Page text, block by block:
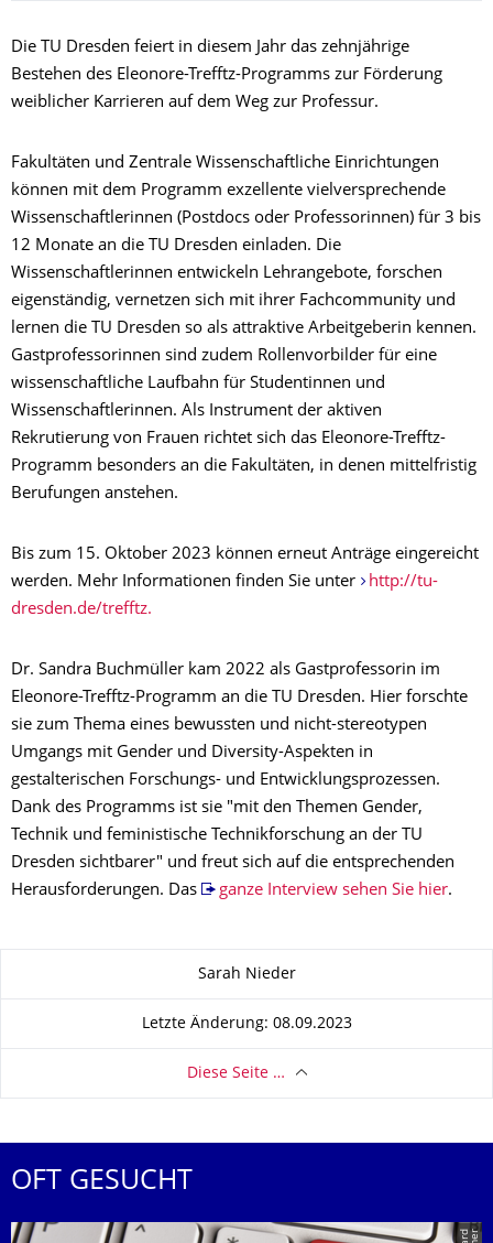
Die TU Dresden feiert in diesem Jahr das zehnjährige
Bestehen des Eleonore-Trefftz-Programms zur Förderung
weiblicher Karrieren auf dem Weg zur Professur.
Fakultäten und Zentrale Wissenschaftliche Einrichtungen
können mit dem Programm exzellente vielversprechende
Wissenschaftlerinnen (Postdocs oder Professorinnen) für 3 bis
12 Monate an die TU Dresden einladen. Die
Wissenschaftlerinnen entwickeln Lehrangebote, forschen
eigenständig, vernetzen sich mit ihrer Fachcommunity und
lernen die TU Dresden so als attraktive Arbeitgeberin kennen.
Gastprofessorinnen sind zudem Rollenvorbilder für eine
wissenschaftliche Laufbahn für Studentinnen und
Wissenschaftlerinnen. Als Instrument der aktiven
Rekrutierung von Frauen richtet sich das Eleonore-Trefftz-
Programm besonders an die Fakultäten, in denen mittelfristig
Berufungen anstehen.
Bis zum 15. Oktober 2023 können erneut Anträge eingereicht
werden. Mehr Informationen finden Sie unter
http://tu-
dresden.de/trefftz.
Dr. Sandra Buchmüller kam 2022 als Gastprofessorin im
Eleonore-Trefftz-Programm an die TU Dresden. Hier forschte
sie zum Thema eines bewussten und nicht-stereotypen
Umgangs mit Gender und Diversity-Aspekten in
gestalterischen Forschungs- und Entwicklungsprozessen.
Dank des Programms ist sie "mit den Themen Gender,
Technik und feministische Technikforschung an der TU
Dresden sichtbarer" und freut sich auf die entsprechenden
Herausforderungen. Das
ganze Interview sehen Sie hier.
Sarah Nieder
Letzte Änderung: 08.09.2023
Diese Seite …
OFT GESUCHT